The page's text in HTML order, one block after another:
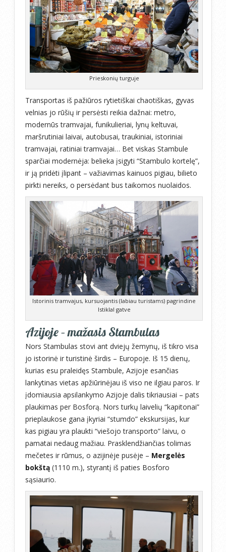
Prieskonių turguje
Transportas iš pažiūros rytietiškai chaotiškas, gyvas
velnias jo rūšių ir persėsti reikia dažnai: metro,
modernūs tramvajai, funikulieriai, lynų keltuvai,
maršrutiniai laivai, autobusai, traukiniai, istoriniai
tramvajai, ratiniai tramvajai… Bet viskas Stambule
sparčiai modernėja: belieka įsigyti “Stambulo kortelę”,
ir ją pridėti įlipant – važiavimas kainuos pigiau, bilieto
pirkti nereiks, o persėdant bus taikomos nuolaidos.
Istorinis tramvajus, kursuojantis (labiau turistams) pagrindine
Istiklal gatve
Azijoje – mažasis Stambulas
Nors Stambulas stovi ant dviejų žemynų, iš tikro visa
jo istorinė ir turistinė širdis – Europoje. Iš 15 dienų,
kurias esu praleidęs Stambule, Azijoje esančias
lankytinas vietas apžiūrinėjau iš viso ne ilgiau paros. Ir
įdomiausia apsilankymo Azijoje dalis tikriausiai – pats
plaukimas per Bosforą. Nors turkų laivelių “kapitonai”
prieplaukose gana įkyriai “stumdo” ekskursijas, kur
kas pigiau yra plaukti “viešojo transporto” laivu, o
pamatai nedaug mažiau. Prasklendžiančias tolimas
mečetes ir rūmus, o azijinėje pusėje – Mergelės
bokštą (1110 m.), styrantį iš paties Bosforo
sąsiaurio.